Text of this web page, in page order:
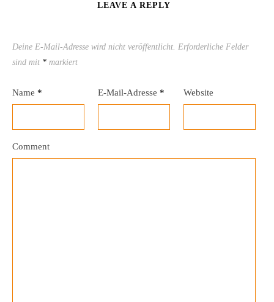
LEAVE A REPLY
Deine E-Mail-Adresse wird nicht veröffentlicht. Erforderliche Felder
sind mit * markiert
Name * E-Mail-Adresse * Website
Comment